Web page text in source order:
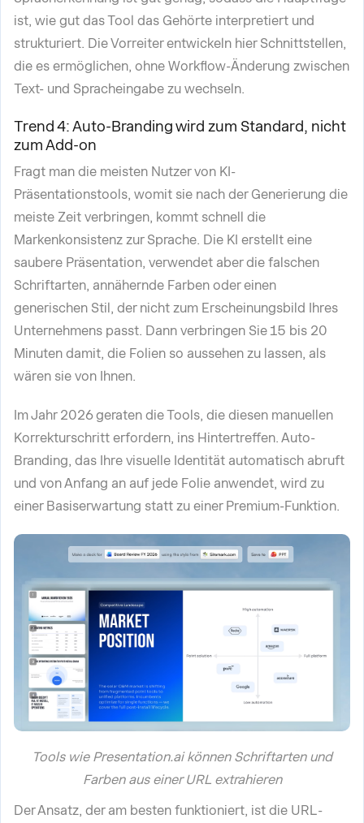
ist, wie gut das Tool das Gehörte interpretiert und
strukturiert. Die Vorreiter entwickeln hier Schnittstellen,
die es ermöglichen, ohne Workflow-Änderung zwischen
Text- und Spracheingabe zu wechseln.
Trend 4: Auto-Branding wird zum Standard, nicht
zum Add-on
Fragt man die meisten Nutzer von KI-
Präsentationstools, womit sie nach der Generierung die
meiste Zeit verbringen, kommt schnell die
Markenkonsistenz zur Sprache. Die KI erstellt eine
saubere Präsentation, verwendet aber die falschen
Schriftarten, annähernde Farben oder einen
generischen Stil, der nicht zum Erscheinungsbild Ihres
Unternehmens passt. Dann verbringen Sie 15 bis 20
Minuten damit, die Folien so aussehen zu lassen, als
wären sie von Ihnen.
Im Jahr 2026 geraten die Tools, die diesen manuellen
Korrekturschritt erfordern, ins Hintertreffen. Auto-
Branding, das Ihre visuelle Identität automatisch abruft
und von Anfang an auf jede Folie anwendet, wird zu
einer Basiserwartung statt zu einer Premium-Funktion.
Tools wie Presentation.ai können Schriftarten und
Farben aus einer URL extrahieren
Der Ansatz, der am besten funktioniert, ist die URL-